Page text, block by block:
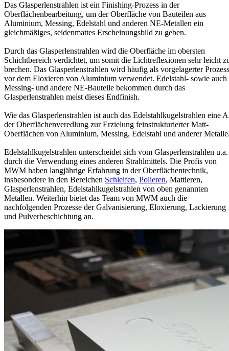
Das Glasperlenstrahlen ist ein Finishing-Prozess in der
Oberflächenbearbeitung, um der Oberfläche von Bauteilen aus
Aluminium, Messing, Edelstahl und anderen NE-Metallen ein
gleichmäßiges, seidenmattes Erscheinungsbild zu geben.
Durch das Glasperlenstrahlen wird die Oberfläche im obersten
Schichtbereich verdichtet, um somit die Lichtreflexionen sehr leicht
brechen. Das Glasperlenstrahlen wird häufig als vorgelagerter Prozess
vor dem Eloxieren von Aluminium verwendet. Edelstahl- sowie auch
Messing- und andere NE-Bauteile bekommen durch das
Glasperlenstrahlen meist dieses Endfinish.
Wie das Glasperlenstrahlen ist auch das Edelstahlkugelstrahlen eine
der Oberflächenveredlung zur Erzielung feinstrukturierter Matt-
Oberflächen von Aluminium, Messing, Edelstahl und anderer
Edelstahlkugelstrahlen unterscheidet sich vom Glasperlenstrahlen u.a.
durch die Verwendung eines anderen Strahlmittels. Die Profis von
MWM haben langjährige Erfahrung in der Oberflächentechnik,
insbesondere in den Bereichen Schleifen, Polieren, Mattieren,
Glasperlenstrahlen, Edelstahlkugelstrahlen von oben genannten
Metallen. Weiterhin bietet das Team von MWM auch die
nachfolgenden Prozesse der Galvanisierung, Eloxierung, Lackierung
und Pulverbeschichtung an.